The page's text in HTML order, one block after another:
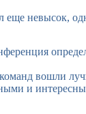
еще невысок,
вошли
и